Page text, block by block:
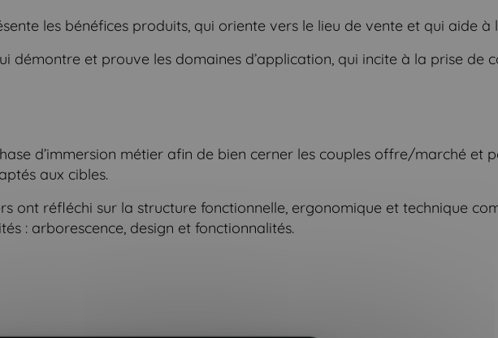
les bénéfices produits, qui oriente vers le lieu de vente et qui aide à
démontre et prouve les domaines d’application, qui incite à la prise de
d’immersion métier afin de bien cerner les couples offre/marché et
aux cibles.
ont réfléchi sur la structure fonctionnelle, ergonomique et technique
: arborescence, design et fonctionnalités.